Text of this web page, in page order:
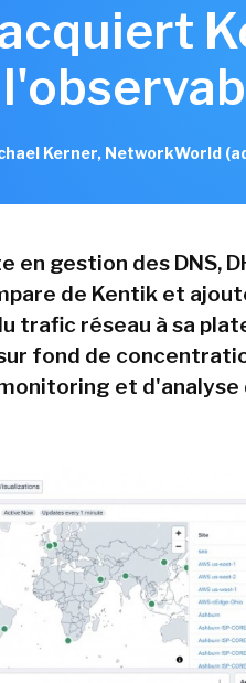
Kerner, NetworkWorld
en gestion des DNS,
de Kentik et
trafic réseau à sa
fond de
et